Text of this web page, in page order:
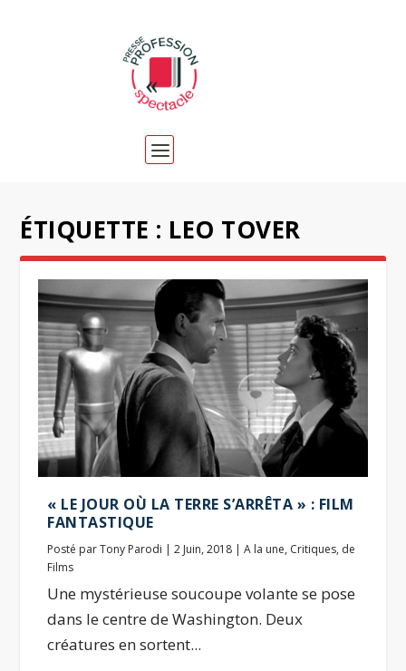
ÉTIQUETTE : LEO TOVER
« LE JOUR OÙ LA TERRE S’ARRÊTA » : FILM
FANTASTIQUE
Posté parTony Parodi |2 Juin, 2018 |A la une, Critiques, de
Films
Une mystérieuse soucoupe volante se pose
dans le centre de Washington. Deux
créatures en sortent...